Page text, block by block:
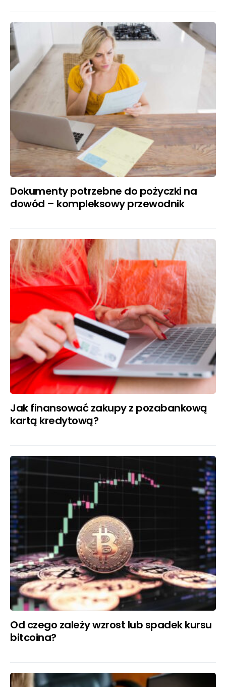
Dokumenty potrzebne do pożyczki na
dowód – kompleksowy przewodnik
Jak finansować zakupy z pozabankową
kartą kredytową?
Od czego zależy wzrost lub spadek kursu
bitcoina?